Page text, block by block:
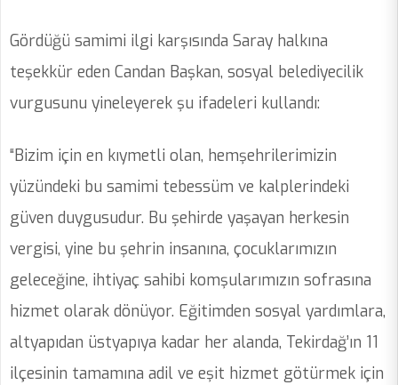
Gördüğü samimi ilgi karşısında Saray halkına
teşekkür eden Candan Başkan, sosyal belediyecilik
vurgusunu yineleyerek şu ifadeleri kullandı:
“Bizim için en kıymetli olan, hemşehrilerimizin
yüzündeki bu samimi tebessüm ve kalplerindeki
güven duygusudur. Bu şehirde yaşayan herkesin
vergisi, yine bu şehrin insanına, çocuklarımızın
geleceğine, ihtiyaç sahibi komşularımızın sofrasına
hizmet olarak dönüyor. Eğitimden sosyal yardımlara,
altyapıdan üstyapıya kadar her alanda, Tekirdağ’ın 11
ilçesinin tamamına adil ve eşit hizmet götürmek için